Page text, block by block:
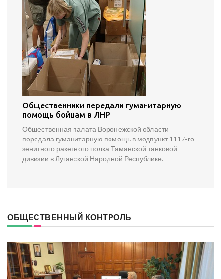
Общественники передали гуманитарную
помощь бойцам в ЛНР
Общественная палата Воронежской области
передала гуманитарную помощь в медпункт 1117-го
зенитного ракетного полка Таманской танковой
дивизии в Луганской Народной Республике.
ОБЩЕСТВЕННЫЙ КОНТРОЛЬ